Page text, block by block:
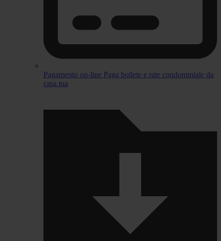
Pagamento on-line Paga bollete e rate condominiale da
casa tua